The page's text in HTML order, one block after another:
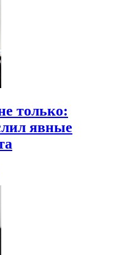
только:
явные